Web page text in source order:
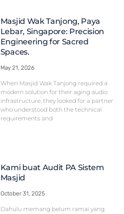
Masjid Wak Tanjong, Paya
Lebar, Singapore: Precision
Engineering for Sacred
Spaces.
May 21, 2026
When Masjid Wak Tanjong required a
modern solution for their aging audio
infrastructure, they looked for a partner
who understood both the technical
requirements and
Kami buat Audit PA Sistem
Masjid
October 31, 2025
Dahulu memang belum ramai yang